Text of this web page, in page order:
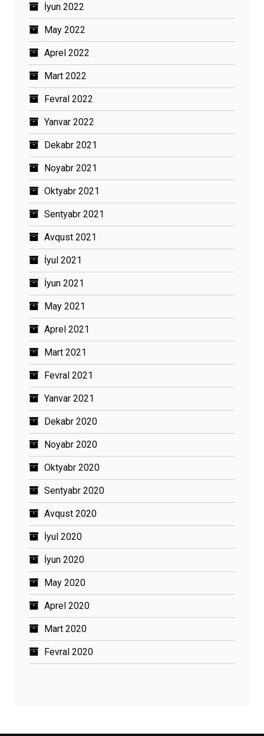
İyun 2022
May 2022
Aprel 2022
Mart 2022
Fevral 2022
Yanvar 2022
Dekabr 2021
Noyabr 2021
Oktyabr 2021
Sentyabr 2021
Avqust 2021
İyul 2021
İyun 2021
May 2021
Aprel 2021
Mart 2021
Fevral 2021
Yanvar 2021
Dekabr 2020
Noyabr 2020
Oktyabr 2020
Sentyabr 2020
Avqust 2020
İyul 2020
İyun 2020
May 2020
Aprel 2020
Mart 2020
Fevral 2020